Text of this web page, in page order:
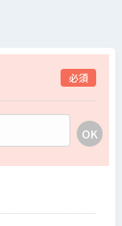
必須